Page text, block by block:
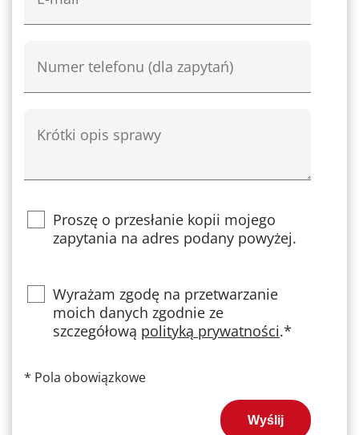
Proszę o przesłanie kopii mojego
zapytania na adres podany powyżej.
Privacy
Wyrażam zgodę na przetwarzanie
moich danych zgodnie ze
szczegółową polityką prywatności.*
* Pola obowiązkowe
Wyślij